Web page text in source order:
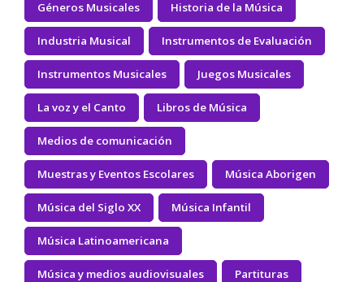
Géneros Musicales Historia de la Música
Industria Musical Instrumentos de Evaluación
Instrumentos Musicales Juegos Musicales
La voz y el Canto Libros de Música
Medios de comunicación
Muestras y Eventos Escolares Música Aborigen
Música del Siglo XX Música Infantil
Música Latinoamericana
Música y medios audiovisuales Partituras